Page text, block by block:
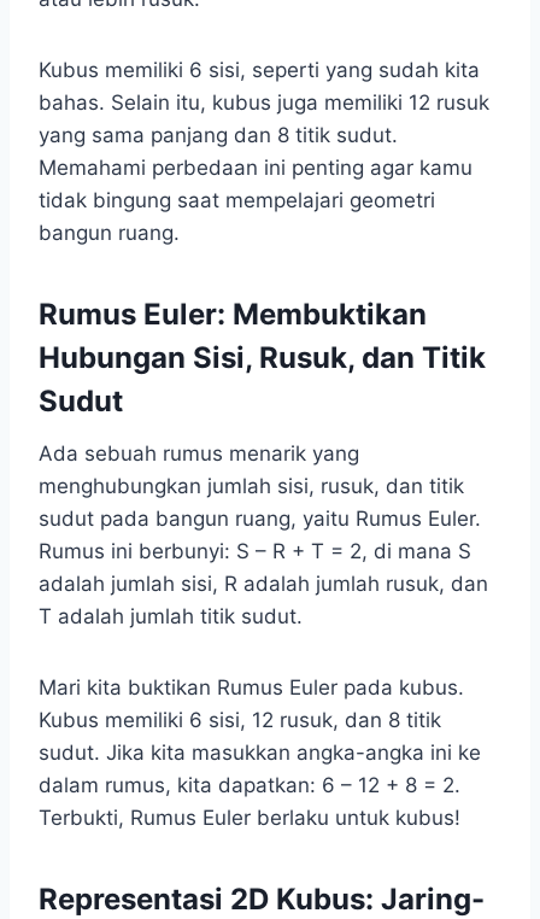
Kubus memiliki 6 sisi, seperti yang sudah kita
bahas. Selain itu, kubus juga memiliki 12 rusuk
yang sama panjang dan 8 titik sudut.
Memahami perbedaan ini penting agar kamu
tidak bingung saat mempelajari geometri
bangun ruang.
Rumus Euler: Membuktikan
Hubungan Sisi, Rusuk, dan Titik
Sudut
Ada sebuah rumus menarik yang
menghubungkan jumlah sisi, rusuk, dan titik
sudut pada bangun ruang, yaitu Rumus Euler.
Rumus ini berbunyi: S – R + T = 2, di mana S
adalah jumlah sisi, R adalah jumlah rusuk, dan
T adalah jumlah titik sudut.
Mari kita buktikan Rumus Euler pada kubus.
Kubus memiliki 6 sisi, 12 rusuk, dan 8 titik
sudut. Jika kita masukkan angka-angka ini ke
dalam rumus, kita dapatkan: 6 – 12 + 8 = 2.
Terbukti, Rumus Euler berlaku untuk kubus!
Representasi 2D Kubus: Jaring-